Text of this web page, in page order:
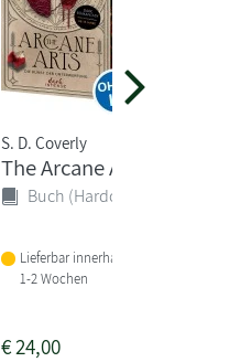
S. D. Coverly
The Arcane Arts
Buch (Hardcover)
Lieferbar innerhalb von
1-2 Wochen
€24,00